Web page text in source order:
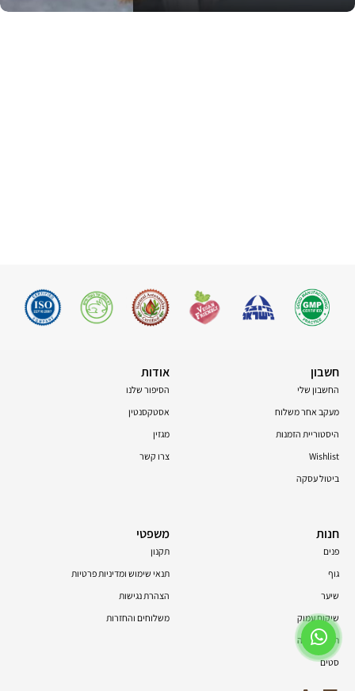
חשבון
החשבון שלי
מעקב אחר משלוח
היסטוריית הזמנות
Wishlist
ביטול עסקה
אודות
הסיפור שלנו
אסטקסנטין
מגזין
צרו קשר
חנות
פנים
גוף
שיער
שיקום עמוק
תוספי תזונה
סטים
משפטי
תקנון
תנאי שימוש ומדיניות פרטיות
הצהרת נגישות
משלוחים והחזרות